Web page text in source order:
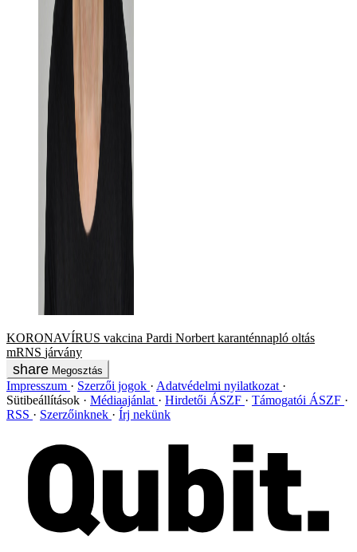
KORONAVÍRUS vakcina Pardi Norbert karanténnapló oltás
mRNS járvány
Megosztás
Impresszum Szerzői jogok
Adatvédelmi nyilatkozat
Sütibeállítások
Médiaajánlat Hirdetői ÁSZF
Támogatói ÁSZF
RSS
Szerzőinknek Írj nekünk